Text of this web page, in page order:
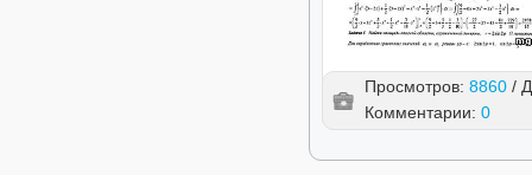
Просмотров: 8860 /
Комментарии: 0